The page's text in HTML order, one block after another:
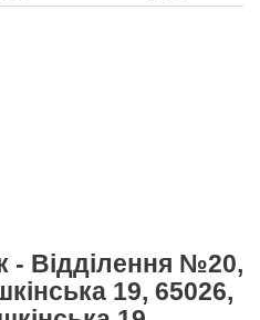
- Відділення №20,
19, 65026,